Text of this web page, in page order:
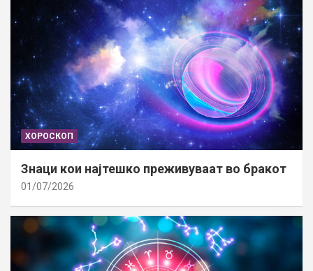
ХОРОСКОП
Знаци кои најтешко преживуваат во бракот
01/07/2026